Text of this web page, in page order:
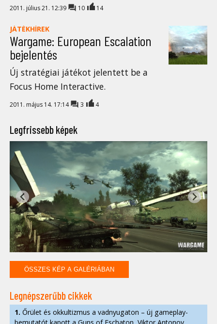
2011. július 21. 12:39 10 14
JÁTÉKHÍREK
Wargame: European Escalation
bejelentés
Új stratégiai játékot jelentett be a
Focus Home Interactive.
2011. május 14. 17:14 3 4
Legfrissebb képek
ÖSSZES KÉP A GALÉRIÁBAN
Legnépszerűbb cikkek
1. Őrület és okkultizmus a vadnyugaton – új gameplay-
bemutatót kapott a Guns of Eschaton, Viktor Antonov